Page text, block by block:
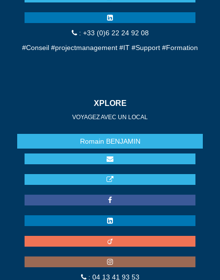
: +33 (0)6 22 24 92 08
#Conseil #projectmanagement #IT #Support #Formation
XPLORE
VOYAGEZ AVEC UN LOCAL
Romain BENJAMIN
: 04 13 41 93 53